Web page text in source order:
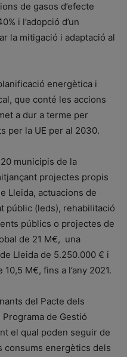
de gasos d’efecte
i l’adopció d’un
la mitigació i adaptació al
energètica i
que conté les accions
a dur a terme per
per la UE per al 2030.
municipis de la
projectes propis
Lleida, actuacions de
públic (leds), rehabilitació
públics o projectes de
de 21 M€, una
Lleida de 5.250.000 € i
M€, fins a l’any 2021.
del Pacte dels
de Gestió
el qual poden seguir de
consums energètics dels